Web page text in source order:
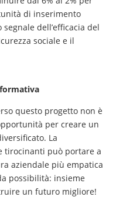
di inserimento
dell’efficacia del
sociale e il
questo progetto non è
per creare un
La
tirocinanti può portare a
aziendale più empatica
possibilità: insieme
un futuro migliore!